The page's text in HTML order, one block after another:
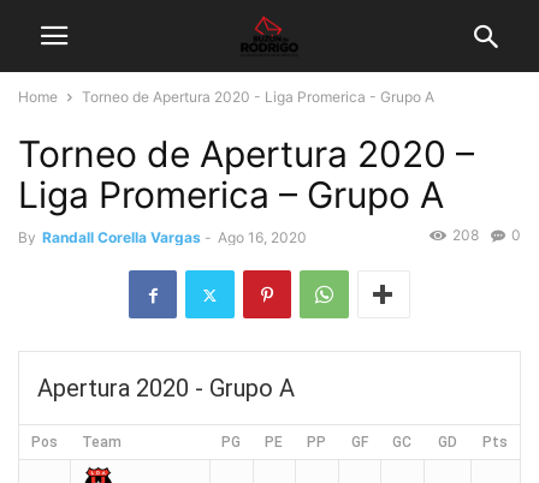
Home Torneo de Apertura 2020 - Liga Promerica - Grupo A
Torneo de Apertura 2020 –
Liga Promerica – Grupo A
By Randall Corella Vargas - Ago 16, 2020 0
208
Apertura 2020 - Grupo A
Pos Team PG PE PP GF GC GD Pts